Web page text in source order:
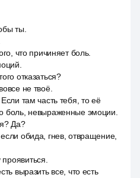
ты.
что причиняет боль.
отказаться?
не твоё.
там часть тебя, то её
боль, невыраженные эмоции.
Да?
обида, гнев, отвращение,
выразить все, что есть